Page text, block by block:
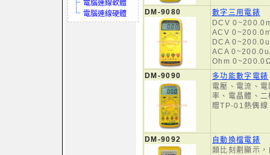
電腦連線軟體
電腦連線硬體
DM-9080
數字三用電錶
DCV
ACV
DCA
ACA
Ohm
DM-9090
多功能數字電錶
電壓、電流、
率、電晶體、
贈TP-01熱偶線
DM-9092
自動換檔電錶
類比刻劃顯示